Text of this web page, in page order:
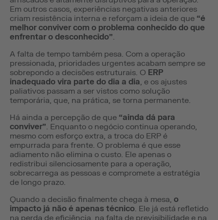
Em outros casos, experiências negativas anteriores
criam resistência interna e reforçam a ideia de que “é
melhor conviver com o problema conhecido do que
enfrentar o desconhecido”.
A falta de tempo também pesa. Com a operação
pressionada, prioridades urgentes acabam sempre se
sobrepondo a decisões estruturais. O ERP
inadequado vira parte do dia a dia, e os ajustes
paliativos passam a ser vistos como solução
temporária, que, na prática, se torna permanente.
Há ainda a percepção de que “ainda dá para
conviver”. Enquanto o negócio continua operando,
mesmo com esforço extra, a troca do ERP é
empurrada para frente. O problema é que esse
adiamento não elimina o custo. Ele apenas o
redistribui silenciosamente para a operação,
sobrecarrega as pessoas e compromete a estratégia
de longo prazo.
Quando a decisão finalmente chega à mesa, o
impacto já não é apenas técnico. Ele já está refletido
na perda de eficiência, na falta de previsibilidade e na